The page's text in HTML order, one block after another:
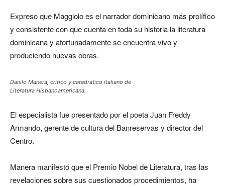
Expreso que Maggiolo es el narrador dominicano más prolífico
y consistente con que cuenta en toda su historia la literatura
dominicana y afortunadamente se encuentra vivo y
produciendo nuevas obras.
Danilo Manera, critico y catedratico italiano de
Literatura Hispanoamericana.
El especialista fue presentado por el poeta Juan Freddy
Armando, gerente de cultura del Banreservas y director del
Centro.
Manera manifestó que el Premio Nobel de Literatura, tras las
revelaciones sobre sus cuestionados procedimientos, ha